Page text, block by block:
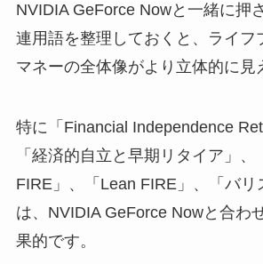
NVIDIA GeForce Nowと一緒に押
連用語を整理しておくと、ライフ
マネーの全体像がより立体的に見
特に「Financial Independence
「経済的自立と早期リタイア」、
FIRE」、「Lean FIRE」、「バリ
は、NVIDIA GeForce Nowと合わ
果的です。